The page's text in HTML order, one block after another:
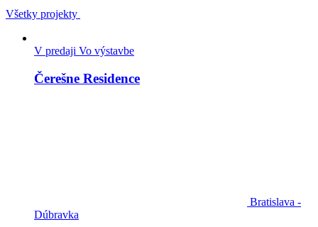
Všetky projekty
V predaji Vo výstavbe
Čerešne Residence
Bratislava -
Dúbravka